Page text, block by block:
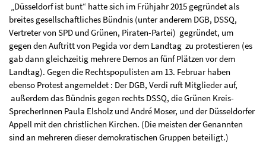
„Düsseldorf ist bunt“ hatte sich im Frühjahr 2015 gegründet als
breites gesellschaftliches Bündnis (unter anderem DGB, DSSQ,
Vertreter von SPD und Grünen, Piraten-Partei) gegründet, um
gegen den Auftritt von Pegida vor dem Landtag zu protestieren (es
gab dann gleichzeitig mehrere Demos an fünf Plätzen vor dem
Landtag). Gegen die Rechtspopulisten am 13. Februar haben
ebenso Protest angemeldet : Der DGB, Verdi ruft Mitglieder auf,
außerdem das Bündnis gegen rechts DSSQ, die Grünen Kreis-
SprecherInnen Paula Elsholz und André Moser, und der Düsseldorfer
Appell mit den christlichen Kirchen. (Die meisten der Genannten
sind an mehreren dieser demokratischen Gruppen beteiligt.)